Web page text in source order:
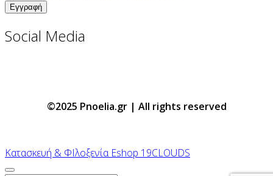
Social Media
©2025 Pnoelia.gr | All rights reserved
Κατασκευή & ΦΙλοξενία Eshop 19CLOUDS